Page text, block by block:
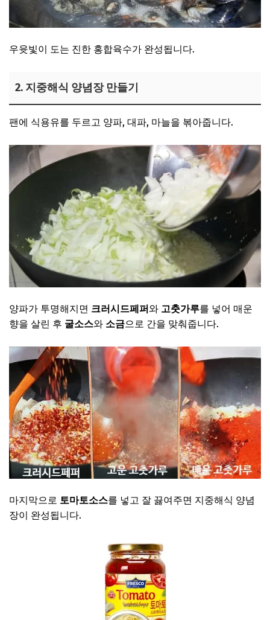
우윳빛이 도는 진한 홍합육수가 완성됩니다.
2. 지중해식 양념장 만들기
팬에 식용유를 두르고 양파, 대파, 마늘을 볶아줍니다.
양파가 투명해지면 크러시드페퍼와 고춧가루를 넣어 매운
향을 살린 후 굴소스와 소금으로 간을 맞춰줍니다.
마지막으로 토마토소스를 넣고 잘 끓여주면 지중해식 양념
장이 완성됩니다.